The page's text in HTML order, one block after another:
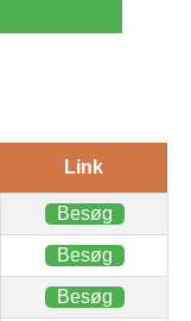
Link
Besøg
Besøg
Besøg